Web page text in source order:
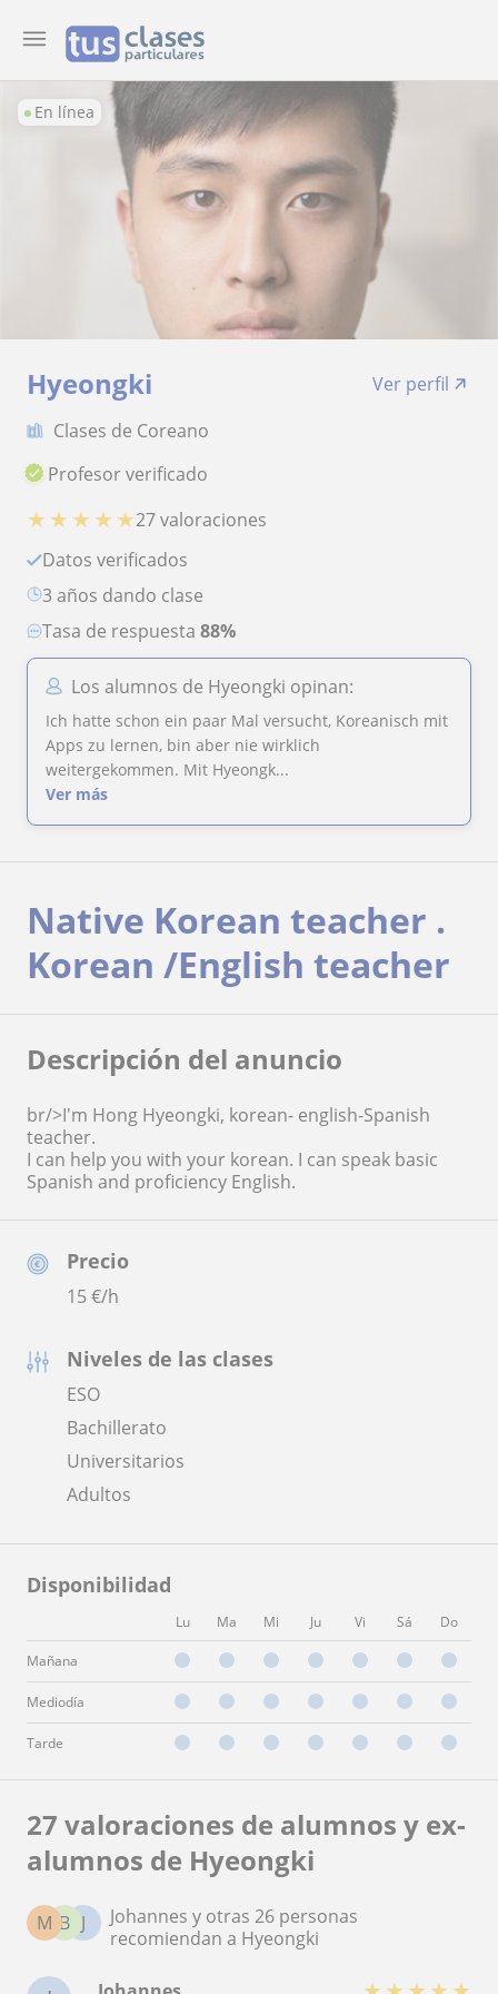
En línea
Hyeongki
Ver perfil
Clases de Coreano
Profesor verificado
★ ★ ★ ★ ★27 valoraciones
Datos verificados
3 años dando clase
Tasa de respuesta 88%
Los alumnos de Hyeongki opinan:
Ich hatte schon ein paar Mal versucht, Koreanisch mit
Apps zu lernen, bin aber nie wirklich
weitergekommen. Mit Hyeongk...
Ver más
Precio
15€/h
Niveles de las clases
ESO
Bachillerato
Universitarios
Adultos
Disponibilidad
Lu Ma Mi Ju Vi Sá Do
Mañana
Mediodía
Tarde
Native Korean teacher .
Korean /English teacher
Descripción del anuncio
br/>I'm Hong Hyeongki, korean- english-Spanish
teacher.
I can help you with your korean. I can speak basic
Spanish and proficiency English.
27 valoraciones de alumnos y ex-
alumnos de Hyeongki
J
B
M
Johannes y otras 26 personas
recomiendan a Hyeongki